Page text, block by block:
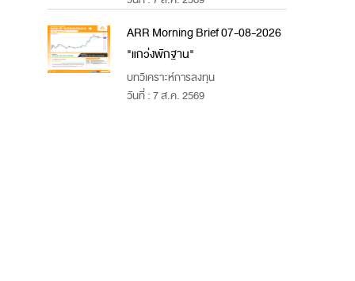
ARR Morning Brief 07-08-2026
"แกว่งพักฐาน"
บทวิเคราะห์การลงทุน
วันที่ : 7 ส.ค. 2569